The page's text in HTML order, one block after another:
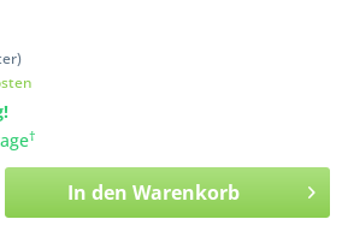
†
In den Warenkorb